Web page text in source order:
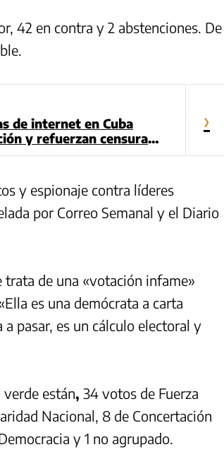
42 en contra y 2 abstenciones. De
de internet en Cuba
y refuerzan censura
›
y espionaje contra líderes
por Correo Semanal y el Diario
trata de una «votación infame»
es una demócrata a carta
a pasar, es un cálculo electoral y
verde están, 34 votos de Fuerza
Nacional, 8 de Concertación
y 1 no agrupado.